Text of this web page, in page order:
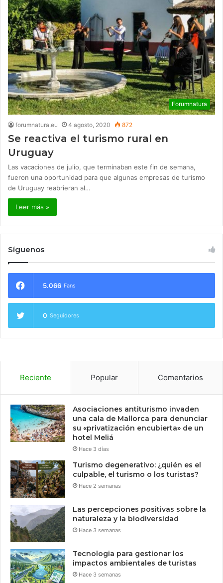
Forumnatura
forumnatura.eu 4 agosto, 2020 872
Se reactiva el turismo rural en
Uruguay
Las vacaciones de julio, que terminaban este fin de semana,
fueron una oportunidad para que algunas empresas de turismo
de Uruguay reabrieran al…
Leer más »
Síguenos
5.066 Fans
0 Seguidores
Reciente Popular Comentarios
Asociaciones antiturismo invaden
una cala de Mallorca para denunciar
su «privatización encubierta» de un
hotel Meliá
Hace 3 días
Turismo degenerativo: ¿quién es el
culpable, el turismo o los turistas?
Hace 2 semanas
Las percepciones positivas sobre la
naturaleza y la biodiversidad
Hace 3 semanas
Tecnologia para gestionar los
impactos ambientales de turistas
Hace 3 semanas